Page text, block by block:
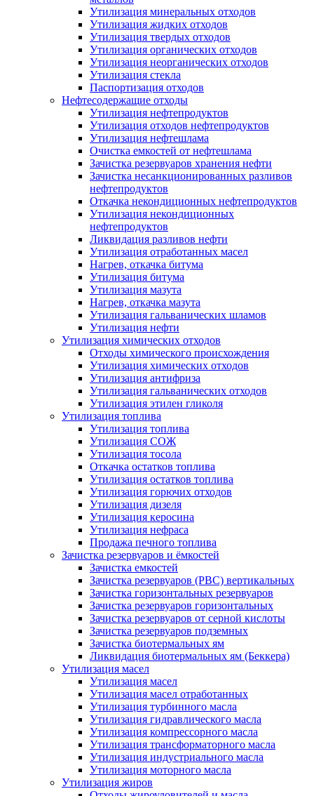
Утилизация минеральных отходов
Утилизация жидких отходов
Утилизация твердых отходов
Утилизация органических отходов
Утилизация неорганических отходов
Утилизация стекла
Паспортизация отходов
Нефтесодержащие отходы
Утилизация нефтепродуктов
Утилизация отходов нефтепродуктов
Утилизация нефтешлама
Очистка емкостей от нефтешлама
Зачистка резервуаров хранения нефти
Зачистка несанкционированных разливов
нефтепродуктов
Откачка некондиционных нефтепродуктов
Утилизация некондиционных
нефтепродуктов
Ликвидация разливов нефти
Утилизация отработанных масел
Нагрев, откачка битума
Утилизация битума
Утилизация мазута
Нагрев, откачка мазута
Утилизация гальванических шламов
Утилизация нефти
Утилизация химических отходов
Отходы химического происхождения
Утилизация химических отходов
Утилизация антифриза
Утилизация гальванических отходов
Утилизация этилен гликоля
Утилизация топлива
Утилизация топлива
Утилизация СОЖ
Утилизация тосола
Откачка остатков топлива
Утилизация остатков топлива
Утилизация горючих отходов
Утилизация дизеля
Утилизация керосина
Утилизация нефраса
Продажа печного топлива
Зачистка резервуаров и ёмкостей
Зачистка емкостей
Зачистка резервуаров (РВС) вертикальных
Зачистка горизонтальных резервуаров
Зачистка резервуаров горизонтальных
Зачистка резервуаров от серной кислоты
Зачистка резервуаров подземных
Зачистка биотермальных ям
Ликвидация биотермальных ям (Беккера)
Утилизация масел
Утилизация масел
Утилизация масел отработанных
Утилизация турбинного масла
Утилизация гидравлического масла
Утилизация компрессорного масла
Утилизация трансформаторного масла
Утилизация индустриального масла
Утилизация моторного масла
Утилизация жиров